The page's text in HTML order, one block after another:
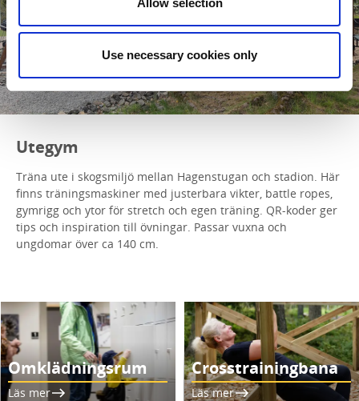
Use necessary cookies only
Utegym
Träna ute i skogsmiljö mellan Hagenstugan och stadion. Här
finns träningsmaskiner med justerbara vikter, battle ropes,
gymrigg och ytor för stretch och egen träning. QR-koder ger
tips och inspiration till övningar. Passar vuxna och
ungdomar över ca 140 cm.
Omklädningsrum
Läs mer
Crosstrainingbana
Läs mer